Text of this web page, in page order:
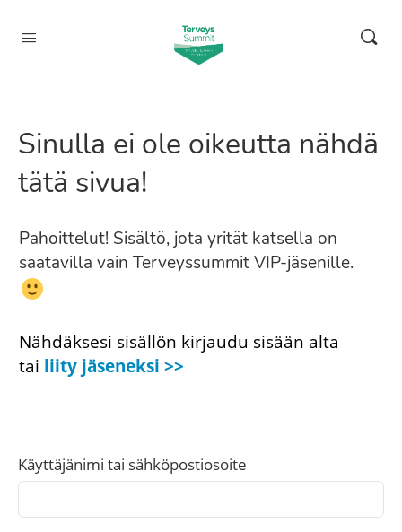
Sinulla ei ole oikeutta nähdä
tätä sivua!
Pahoittelut! Sisältö, jota yrität katsella on
saatavilla vain Terveyssummit VIP-jäsenille.
Nähdäksesi sisällön kirjaudu sisään alta
tai liity jäseneksi >>
Käyttäjänimi tai sähköpostiosoite